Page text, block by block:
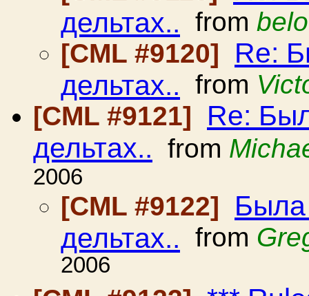
дельтах.. from
[CML #9120]
Re:
дельтах.. from
[CML #9121]
Re:
дельтах.. from
2006
[CML #9122] Была
дельтах.. from
2006